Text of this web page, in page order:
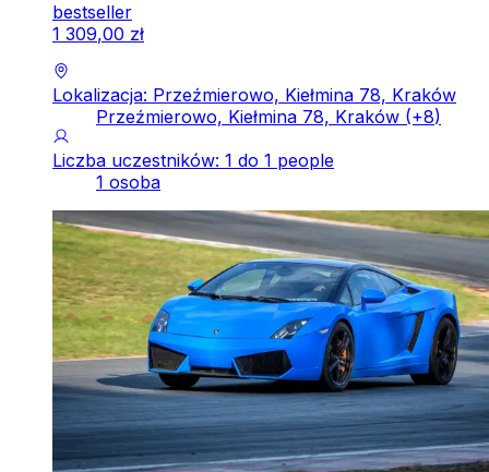
bestseller
1 309,00 zł
Lokalizacja: Przeźmierowo, Kiełmina 78, Kraków
Przeźmierowo, Kiełmina 78, Kraków (+8)
Liczba uczestników: 1 do 1 people
1 osoba